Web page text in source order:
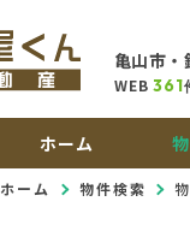
亀山市・
WEB 361
ホーム
ホーム 物件検索